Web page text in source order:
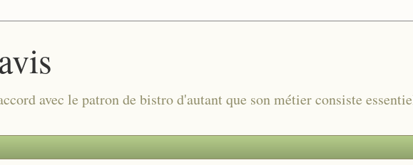
avec le patron de bistro d'autant que son métier consiste